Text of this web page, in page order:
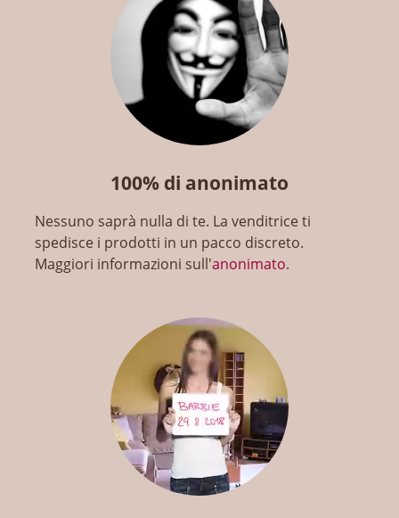
100% di anonimato
Nessuno saprà nulla di te. La venditrice ti
spedisce i prodotti in un pacco discreto.
Maggiori informazioni sull'anonimato.